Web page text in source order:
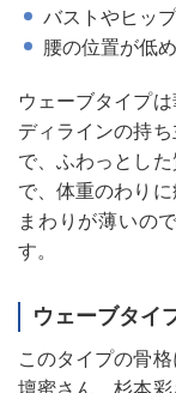
バストやヒッ
腰の位置が低め
ウェーブタイプ
ディラインの持
で、ふわっとし
で、体重のわり
まわりが薄いの
す。
ウェーブタイ
このタイプの骨